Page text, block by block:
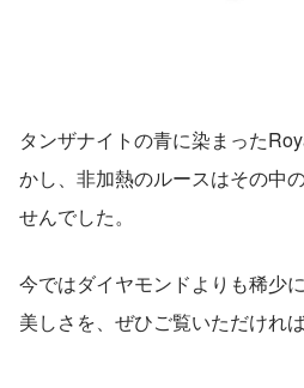
タンザナイトの青に染まった
かし、非加熱のルースはその中
せんでした。
今ではダイヤモンドよりも稀少
美しさを、ぜひご覧いただけれ